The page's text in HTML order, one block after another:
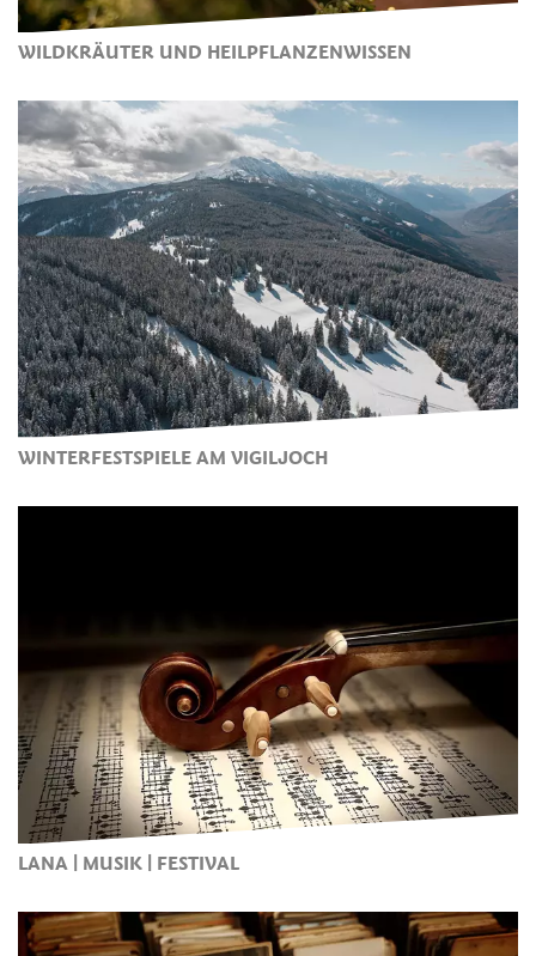
WILDKRÄUTER UND HEILPFLANZENWISSEN
WINTERFESTSPIELE AM VIGILJOCH
LANA | MUSIK | FESTIVAL